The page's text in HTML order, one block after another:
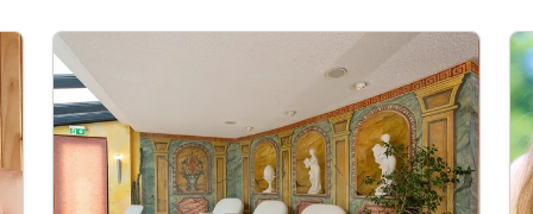
Ausstattung
Zusatznächte
Für 4 Tage p.P. ab365,00 €